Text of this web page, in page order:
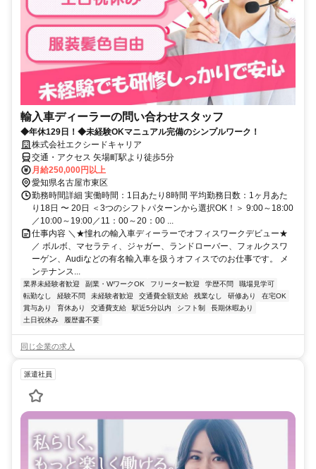
輸入車ディーラーの問い合わせスタッフ
◆年休129日！◆未経験OKマニュアル完備のシンプルワーク！
株式会社エクシードキャリア
交通・アクセス 矢場町駅より徒歩5分
月給250,000円以上
愛知県名古屋市東区
勤務時間詳細 実働時間：1日あたり8時間 平均勤務日数：1ヶ月あた
り18日 〜 20日 ＜3つのシフトパターンから選択OK！＞ 9:00～18:00
／10:00～19:00／11：00～20：00 ...
仕事内容 ＼★憧れの輸入車ディーラーでオフィスワークデビュー★
／ ボルボ、マセラティ、ジャガー、ランドローバー、フォルクスワ
ーゲン、Audiなどの有名輸入車を扱うオフィスでのお仕事です。 メ
ンテナンス...
業界未経験者歓迎 副業・WワークOK フリーター歓迎 学歴不問
職場見学可
転勤なし
経験不問 未経験者歓迎 交通費全額支給 残業なし 研修あり
在宅OK
賞与あり
育休あり 交通費支給 駅近5分以内 シフト制
長期休暇あり
土日祝休み
履歴書不要
同じ企業の求人
派遣社員